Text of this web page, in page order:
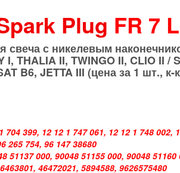
Plug FR 7
свеча с никелевым
I, THALIA II, TWINGO II, CLIO II /
B6, JETTA III (цена за 1 шт., к-
399, 12 12 1 747 061, 12 12 1 748 002,
265 754, 96 147 38680
51137 000, 90048 51155 000, 90048 51160
46472021, 5894588, 9626575480